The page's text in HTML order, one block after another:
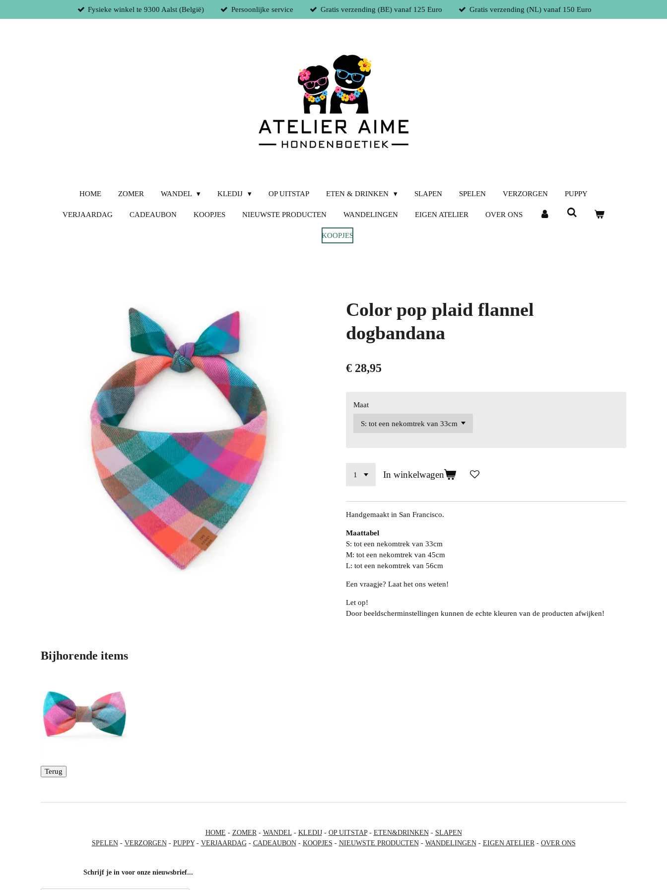
direct
Fysieke winkel te 9300 Aalst (België) Persoonlijke service Gratis verzending (BE) vanaf 125 Euro Gratis verzending (NL) vanaf 150 Euro
HOME ZOMER WANDEL KLEDIJ OP UITSTAP ETEN & DRINKEN SLAPEN SPELEN VERZORGEN PUPPY
VERJAARDAG CADEAUBON KOOPJES NIEUWSTE PRODUCTEN WANDELINGEN EIGEN ATELIER OVER ONS
KOOPJES
Color pop plaid flannel
dogbandana
€ 28,95
Maat
In winkelwagen
Handgemaakt in San Francisco.
Maattabel
S: tot een nekomtrek van 33cm
M: tot een nekomtrek van 45cm
L: tot een nekomtrek van 56cm
Een vraagje? Laat het ons weten!
Let op!
Door beeldscherminstellingen kunnen de echte kleuren van de producten afwijken!
Bijhorende items
Terug
HOME - ZOMER- WANDEL- KLEDIJ- OP UITSTAP- ETEN&DRINKEN- SLAPEN
SPELEN- VERZORGEN- PUPPY- VERJAARDAG- CADEAUBON- KOOPJES - NIEUWSTE PRODUCTEN- WANDELINGEN- EIGEN ATELIER- OVER ONS
Schrijf je in voor onze nieuwsbrief...